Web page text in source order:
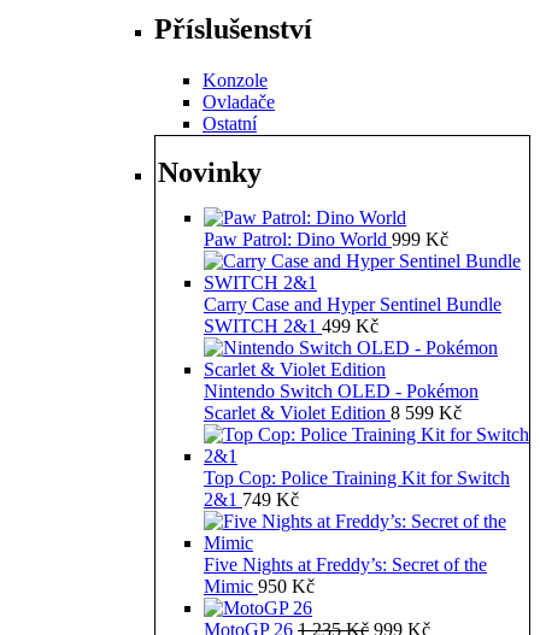
Příslušenství
Konzole
Ovladače
Ostatní
Novinky
Paw Patrol: Dino World 999 Kč
Carry Case and Hyper Sentinel Bundle
SWITCH 2&1 499 Kč
Nintendo Switch OLED - Pokémon
Scarlet & Violet Edition 8 599 Kč
Top Cop: Police Training Kit for Switch
2&1 749 Kč
Five Nights at Freddy’s: Secret of the
Mimic 950 Kč
MotoGP 26 1 235Kč Původní
999 KčAktuální